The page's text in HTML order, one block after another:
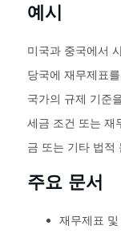
예시
미국과 중국에서
당국에 재무제표
국가의 규제 기준
세금 조건 또는 재
금 또는 기타 법적
주요 문서
재무제표